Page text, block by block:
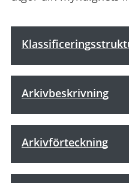
Arkivbeskrivning
Arkivförteckning